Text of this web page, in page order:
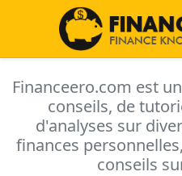
Financeero.com est
conseils, de
d'analyses sur
finances
conseils